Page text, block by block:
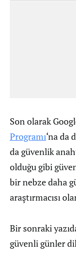
Son olarak
Programı‘na da
da güvenlik
olduğu gibi
bir nebze daha
araştırmacısı
Bir sonraki
güvenli günler